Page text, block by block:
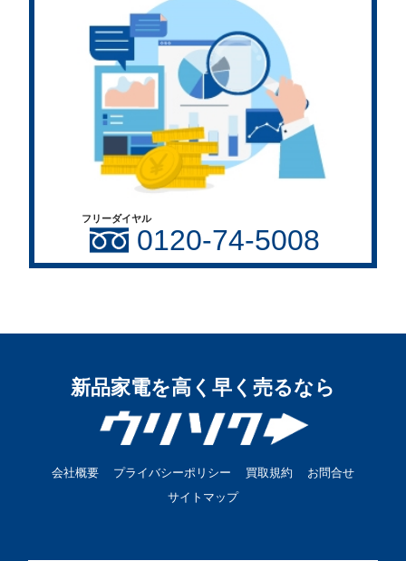
フリーダイヤル
0120-74-5008
新品家電を高く早く売るなら
会社概要 プライバシーポリシー 買取規約
お問合せ
サイトマップ